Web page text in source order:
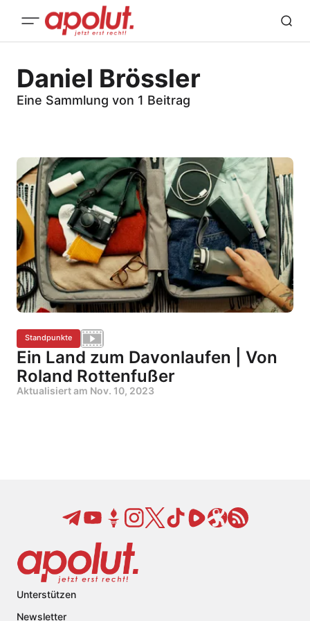
Daniel Brössler
Eine Sammlung von 1 Beitrag
Standpunkte
Ein Land zum Davonlaufen | Von
Roland Rottenfußer
Aktualisiert am Nov. 10, 2023
Unterstützen
Newsletter